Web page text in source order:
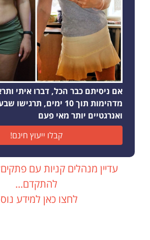
אם ניסיתם כבר הכל, דברו איתי
מדהימות תוך 10 ימים,
ואנרגטיים יותר מאי פעם
קבלו ייעוץ חינם!
עדיין מנהלים קניות עם
להתקדם...
לחצו כאן למידע